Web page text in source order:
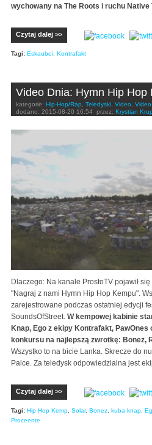
wychowany na The Roots i ruchu Native
Czytaj dalej >>
Tagi: Eskaubei Kontrafakt
Video Dnia: Hymn Hip Hop
kategorie: Hip-Hop/Rap Teledyski Video
dodano: 2015-08-20 16:54 przez: Krystian
Dlaczego: Na kanale ProstoTV pojawił
"Nagraj z nami Hymn Hip Hop Kempu".
zarejestrowane podczas ostatniej edycji
SoundsOfStreet. W kempowej kabinie
Knap, Ego z ekipy Kontrafakt, PawOnes
konkursu na najlepszą zwrotkę: Bonez,
Wszystko to na bicie Lanka. Skrecze do
Palce. Za teledysk odpowiedzialna jest
Czytaj dalej >>
Tagi: Hip Hop Kemp Solar, Bonez kuba knap
Proceente